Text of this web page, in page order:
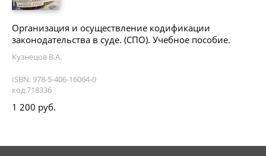
Организация и осуществление кодификации
законодательства в суде. (СПО). Учебное пособие.
Кузнецов В.А.
ISBN: 978-5-406-16064-0
код 718336
1 200 руб.